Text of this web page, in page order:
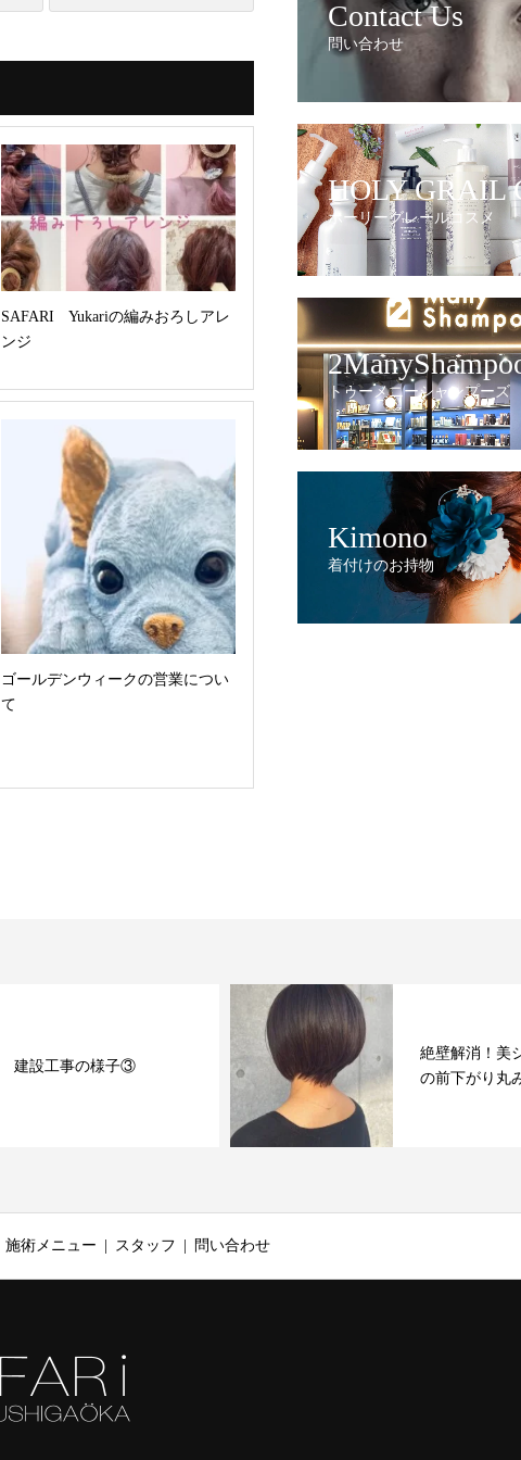
SAFARI Yukariの編みおろしアレ
ンジ
ゴールデンウィークの営業につい
て
Contact Us
問い合わせ
HOLY GRAIL
ホーリーグレールコスメ
トゥーメニーシャンプーズ
Kimono
着付けのお持物
建設工事の様子③
絶壁解消！美
の前下がり丸
施術メニュー スタッフ 問い合わせ